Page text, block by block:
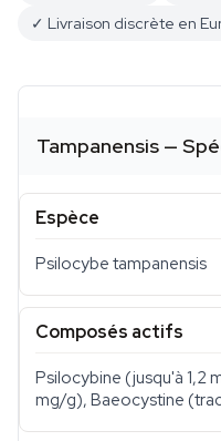
✓ Livraison discrète en
Tampanensis —
Espèce
Psilocybe tampanensis
Composés actifs
Psilocybine (jusqu'à 1,2
mg/g), Baeocystine